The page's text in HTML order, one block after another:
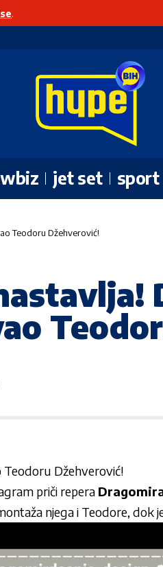
.
jet set sport
Teodoru Džehverović!
Teodoru Džehverović!
priči repera
njega i Teodore, dok